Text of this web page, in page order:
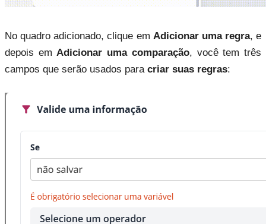
No quadro adicionado, clique em Adicionar uma regra, e
depois em Adicionar uma comparação, você tem três
campos que serão usados para criar suas regras: